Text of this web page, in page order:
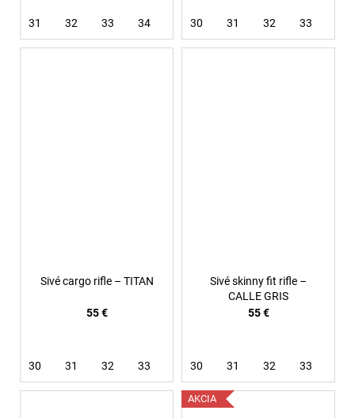
31 32 33 34 30 31 32 33
Sivé cargo rifle – TITAN
55 €
30 31 32 33
Sivé skinny fit rifle –
CALLE GRIS
55 €
30 31 32 33
AKCIA